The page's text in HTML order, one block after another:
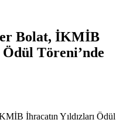
Bolat, İKMİB
Ödül Töreni’nde